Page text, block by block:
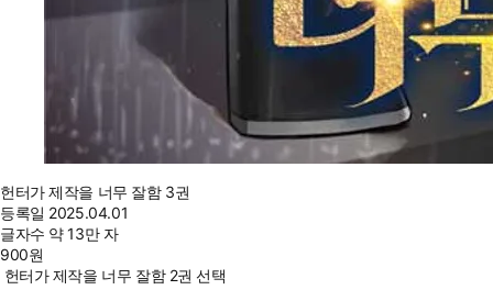
헌터가 제작을 너무 잘함 3권
등록일 2025.04.01
글자수 약 13만 자
900원
헌터가 제작을 너무 잘함 2권 선택